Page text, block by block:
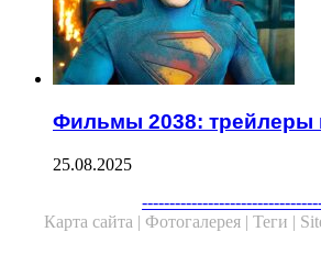
Фильмы 2038: трейлеры
25.08.2025
Карта сайта | Фотогалерея | Теги |